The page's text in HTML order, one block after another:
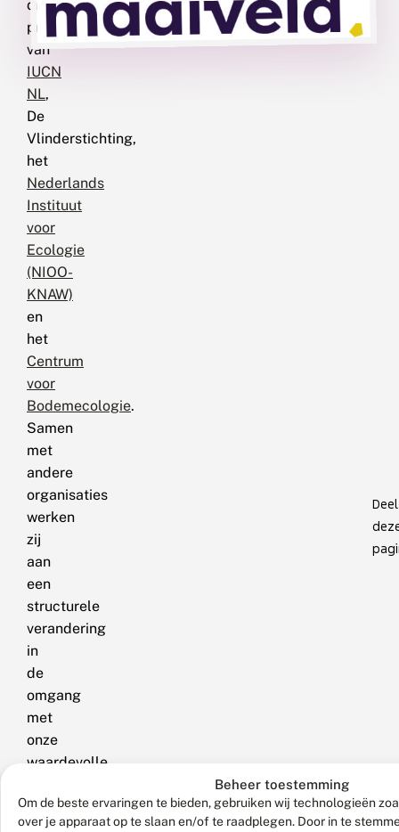
Beheer toestemming
Om de beste ervaringen te bieden, gebruiken wij technologieën
over je apparaat op te slaan en/of te raadplegen. Door in te
driejarig
programma
van
IUCN
NL,
De
Vlinderstichting,
het
Nederlands
Instituut
voor
Ecologie
(NIOO-
KNAW)
en
het
Centrum
voor
Bodemecologie.
Samen
met
andere
organisaties
werken
zij
aan
een
structurele
verandering
in
de
omgang
met
onze
waardevolle
Het
Deel